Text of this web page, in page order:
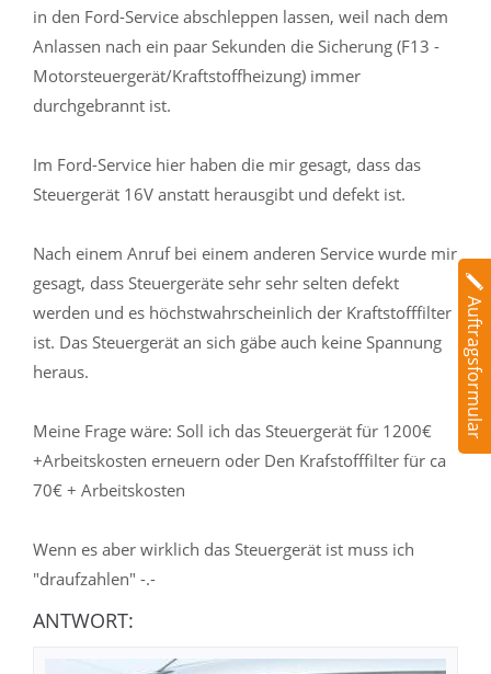
in den Ford-Service abschleppen lassen, weil nach dem
Anlassen nach ein paar Sekunden die Sicherung (F13 -
Motorsteuergerät/Kraftstoffheizung) immer
durchgebrannt ist.
Im Ford-Service hier haben die mir gesagt, dass das
Steuergerät 16V anstatt herausgibt und defekt ist.
Nach einem Anruf bei einem anderen Service wurde mir
gesagt, dass Steuergeräte sehr sehr selten defekt
werden und es höchstwahrscheinlich der Kraftstofffilter
ist. Das Steuergerät an sich gäbe auch keine Spannung
heraus.
Meine Frage wäre: Soll ich das Steuergerät für 1200€
+Arbeitskosten erneuern oder Den Krafstofffilter für ca
70€ + Arbeitskosten
Wenn es aber wirklich das Steuergerät ist muss ich
"draufzahlen" -.-
ANTWORT:
Auftragsformular